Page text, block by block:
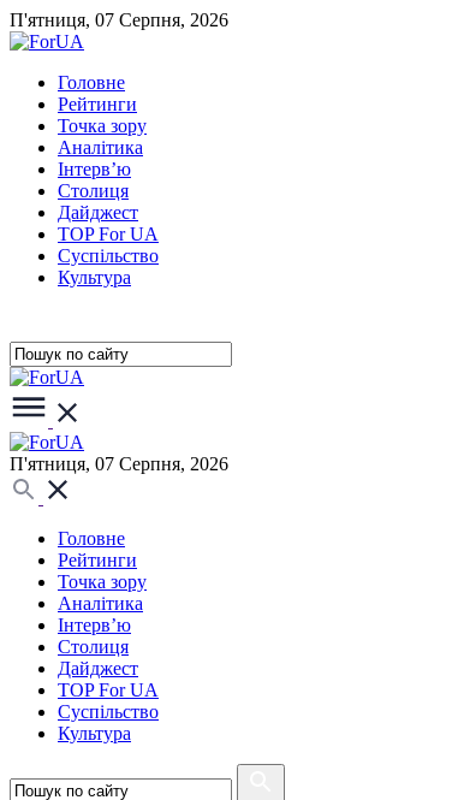
П'ятниця, 07 Серпня, 2026
Головне
Рейтинги
Точка зору
Аналітика
Інтерв’ю
Столиця
Дайджест
TOP For UA
Суспiльство
Культура
П'ятниця, 07 Серпня, 2026
Головне
Рейтинги
Точка зору
Аналітика
Інтерв’ю
Столиця
Дайджест
TOP For UA
Суспiльство
Культура